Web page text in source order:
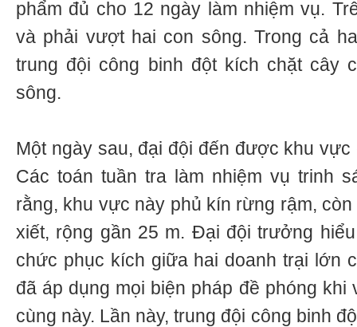
phẩm đủ cho 12 ngày làm nhiệm vụ.
và phải vượt hai con sông. Trong cả
trung đội công binh đột kích chặt cây
sông.
Một ngày sau, đại đội đến được khu
Các toán tuần tra làm nhiệm vụ trinh
rằng, khu vực này phủ kín rừng rậm,
xiết, rộng gần 25 m. Đại đội trưởng
chức phục kích giữa hai doanh trại lớn
đã áp dụng mọi biện pháp đề phóng
cùng này. Lần này, trung đội công binh